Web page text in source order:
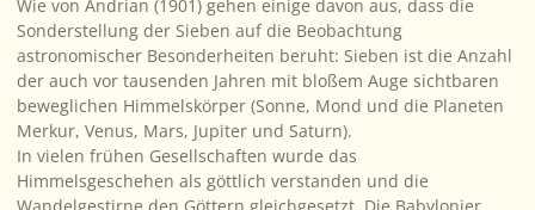
Wie von Andrian (1901) gehen einige davon aus, dass die
Sonderstellung der Sieben auf die Beobachtung
astronomischer Besonderheiten beruht: Sieben ist die Anzahl
der auch vor tausenden Jahren mit bloßem Auge sichtbaren
beweglichen Himmelskörper (Sonne, Mond und die Planeten
Merkur, Venus, Mars, Jupiter und Saturn).
In vielen frühen Gesellschaften wurde das
Himmelsgeschehen als göttlich verstanden und die